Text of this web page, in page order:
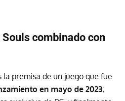
combinado con
la premisa de un juego que fue
en mayo de 2023;